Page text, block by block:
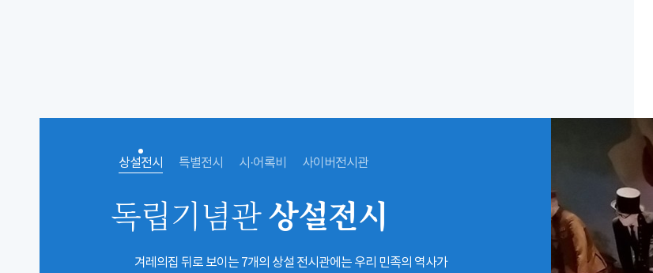
상설전시 특별전시 시·어록비 사이버전시관
독립기념관상설전시
겨레의집 뒤로 보이는 7개의 상설 전시관에는 우리 민족의 역사가